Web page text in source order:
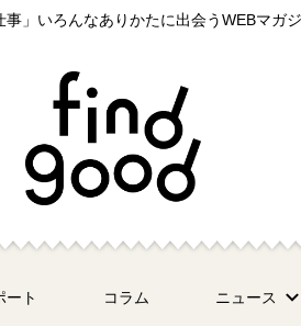
事」いろんなありかたに出会うWEBマガ
ート コラム ニュース